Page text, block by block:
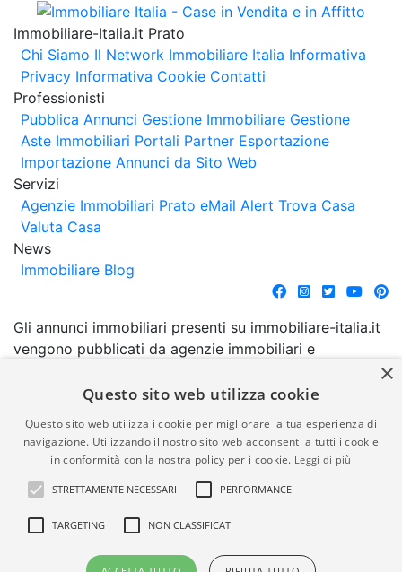
Immobiliare-Italia.it Prato
Chi Siamo Il Network Immobiliare Italia Informativa
Privacy Informativa Cookie Contatti
Professionisti
Pubblica Annunci Gestione Immobiliare Gestione
Aste Immobiliari Portali Partner Esportazione
Importazione Annunci da Sito Web
Servizi
Agenzie Immobiliari Prato eMail Alert Trova Casa
Valuta Casa
News
Immobiliare Blog
Gli annunci immobiliari presenti su immobiliare-italia.it
vengono pubblicati da agenzie immobiliari e
comporta l'approvazione o l'avallo da parte di
garanzia da parte di quest'ultima. immobiliare-italia.it
quindi non è responsabile della veridicità, della
correttezza, della completezza, della normativa in
materia di privacy e/o di alcun altro aspetto dei
suddetti annunci.
© Copyright 2007 - 2026
Powered by
×
Questo sito web utilizza cookie
Questo sito web utilizza i cookie per migliorare la tua esperienza di
navigazione. Utilizzando il nostro sito web acconsenti a tutti i cookie
in conformità con la nostra policy per i cookie. Leggi di più
STRETTAMENTE NECESSARI PERFORMANCE
TARGETING NON CLASSIFICATI